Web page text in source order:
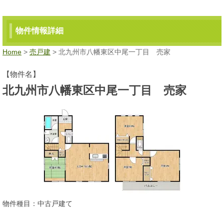
物件情報詳細
Home > 売戸建 > 北九州市八幡東区中尾一丁目 売家
【物件名】
北九州市八幡東区中尾一丁目 売家
物件種目：中古戸建て